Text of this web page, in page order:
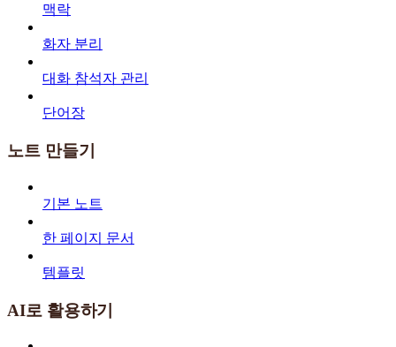
맥락
화자 분리
대화 참석자 관리
단어장
노트 만들기
기본 노트
한 페이지 문서
템플릿
AI로 활용하기